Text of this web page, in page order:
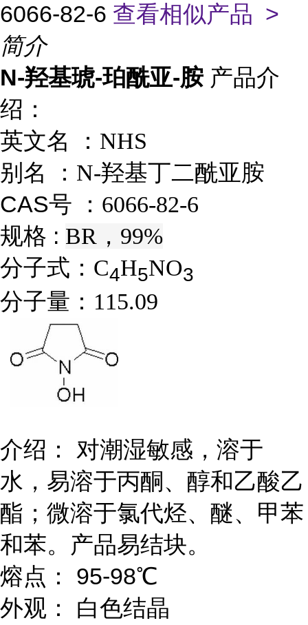
6066-82-6 查看相似产品 >
简介
N-羟基琥-珀酰亚-胺 产品介
绍：
英文名 ： NHS
别名 ： N-羟基丁二酰亚胺
CAS号 ： 6066-82-6
规格 : BR，99%
分子式： C4H5NO3
分子量： 115.09
介绍： 对潮湿敏感，溶于
水，易溶于丙酮、醇和乙酸乙
酯；微溶于氯代烃、醚、甲苯
和苯。产品易结块。
熔点： 95-98℃
外观： 白色结晶